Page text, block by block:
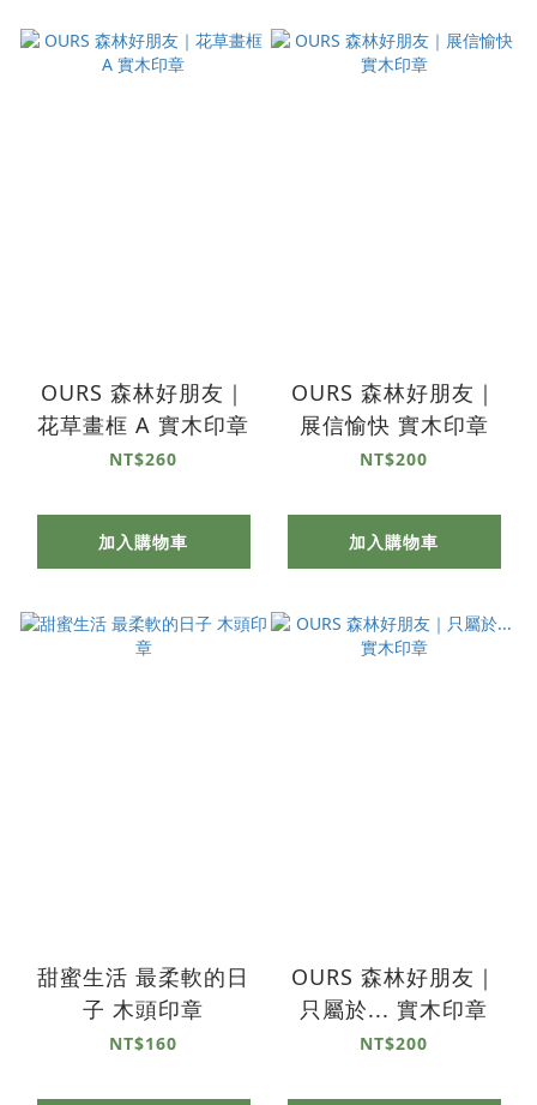
OURS 森林好朋友｜
花草畫框 A 實木印章
NT$260
加入購物車
OURS 森林好朋友｜
展信愉快 實木印章
NT$200
加入購物車
甜蜜生活 最柔軟的日
子 木頭印章
NT$160
OURS 森林好朋友｜
只屬於... 實木印章
NT$200